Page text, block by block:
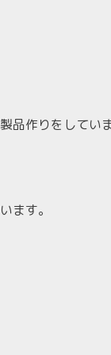
品作りをしてい
ます。